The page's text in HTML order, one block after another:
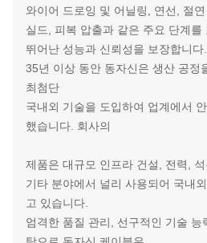
와이어 드로잉 및 어닐링, 연선, 절연
실드, 피복 압출과 같은 주요 단계를
뛰어난 성능과 신뢰성을 보장합니다.
35년 이상 동안 동자신은 생산 공정
최첨단
국내외 기술을 도입하여 업계에서
했습니다. 회사의
제품은 대규모 인프라 건설, 전력,
기타 분야에서 널리 사용되어 국내
고 있습니다.
엄격한 품질 관리, 선구적인 기술